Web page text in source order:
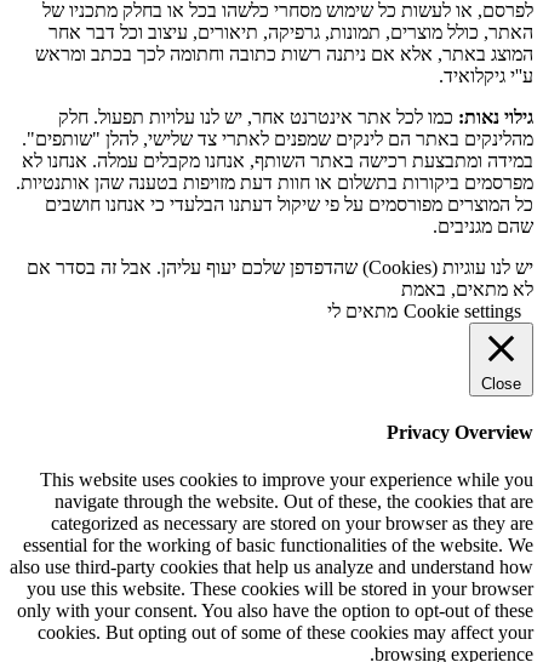
לפרסם, או לעשות כל שימוש מסחרי כלשהו בכל או בחלק מתכניו של
האתר, כולל מוצרים, תמונות, גרפיקה, תיאורים, עיצוב וכל דבר אחר
המוצג באתר, אלא אם ניתנה רשות כתובה וחתומה לכך בכתב ומראש
ע''י גיקלואיד.
גילוי נאות: כמו לכל אתר אינטרנט אחר, יש לנו עלויות תפעול. חלק
מהלינקים באתר הם לינקים שמפנים לאתרי צד שלישי, להלן "שותפים".
במידה ומתבצעת רכישה באתר השותף, אנחנו מקבלים עמלה. אנחנו לא
מפרסמים ביקורות בתשלום או חוות דעת מזויפות בטענה שהן אותנטיות.
כל המוצרים מפורסמים על פי שיקול דעתנו הבלעדי כי אנחנו חושבים
שהם מגניבים.
יש לנו עוגיות (Cookies) שהדפדפן שלכם יעוף עליהן. אבל זה בסדר אם
לא מתאים, באמת
Cookie settings מתאים לי
Close
Privacy Overview
This website uses cookies to improve your experience while you
navigate through the website. Out of these, the cookies that are
categorized as necessary are stored on your browser as they are
essential for the working of basic functionalities of the website. We
also use third-party cookies that help us analyze and understand how
you use this website. These cookies will be stored in your browser
only with your consent. You also have the option to opt-out of these
cookies. But opting out of some of these cookies may affect your
browsing experience.